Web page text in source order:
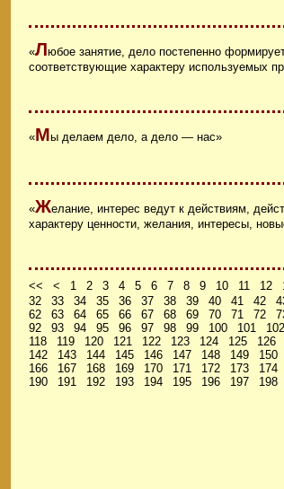
«Любое занятие, дело постепенно
соответствующие характеру используемых
«Мы делаем дело, а дело ― нас»
«Желание, интерес ведут к действиям,
характеру ценности, желания, интересы,
<< < 1 2 3 4 5 6 7 8 9 10 11 12
32
33 34 35 36 37 38 39 40 41 42
62
63 64 65 66 67 68 69 70 71 72
92
93 94 95 96 97 98 99 100 101 102
118
119 120 121 122 123 124 125 126
142
143 144 145 146 147 148 149 150
166
167 168 169 170 171 172 173 174
190
191 192 193 194 195 196 197 198